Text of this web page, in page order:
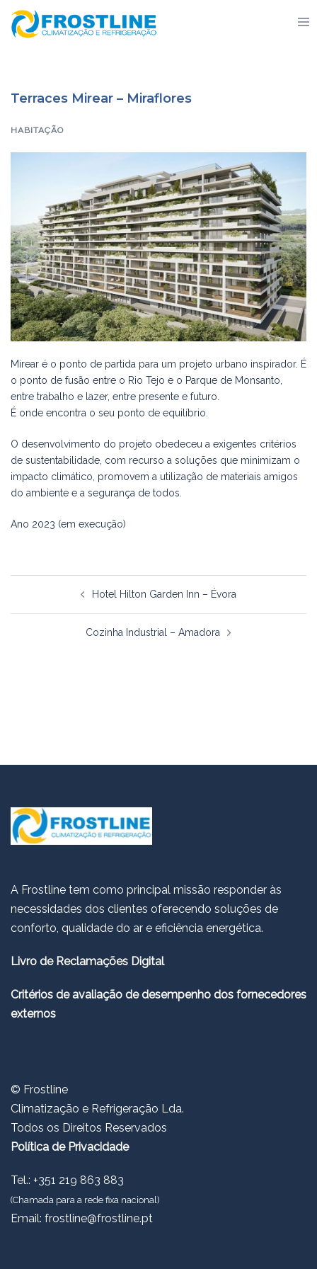
para
Terraces Mirear – Miraflores
HABITAÇÃO
Mirear é o ponto de partida para um projeto urbano inspirador. É
o ponto de fusão entre o Rio Tejo e o Parque de Monsanto,
entre trabalho e lazer, entre presente e futuro.
É onde encontra o seu ponto de equilíbrio.
O desenvolvimento do projeto obedeceu a exigentes critérios
de sustentabilidade, com recurso a soluções que minimizam o
impacto climático, promovem a utilização de materiais amigos
do ambiente e a segurança de todos.
Ano 2023 (em execução)
Hotel Hilton Garden Inn – Évora
Cozinha Industrial – Amadora
A Frostline tem como principal missão responder às
necessidades dos clientes oferecendo soluções de
conforto, qualidade do ar e eficiência energética.
Livro de Reclamações Digital
Critérios de avaliação de desempenho dos fornecedores
externos
© Frostline
Climatização e Refrigeração Lda.
Todos os Direitos Reservados
Política de Privacidade
Tel.: +351 219 863 883
(Chamada para a rede fixa nacional)
Email: frostline@frostline.pt